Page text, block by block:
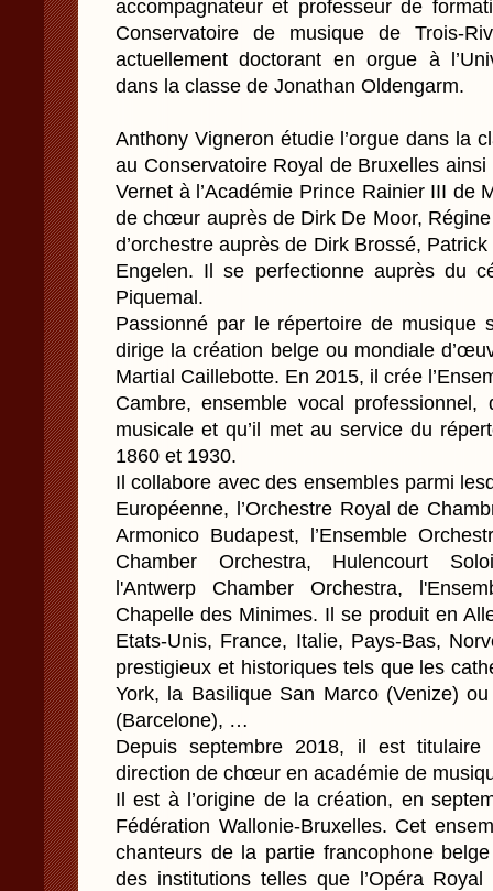
accompagnateur et professeur de
Conservatoire de musique de Trois-
actuellement doctorant en orgue à
dans la classe de Jonathan Oldengarm.
Anthony Vigneron étudie l’orgue dans la
au Conservatoire Royal de Bruxelles ainsi
Vernet à l’Académie Prince Rainier III de
de chœur auprès de Dirk De Moor,
d’orchestre auprès de Dirk Brossé,
Engelen. Il se perfectionne auprès du
Piquemal.
Passionné par le répertoire de musique
dirige la création belge ou mondiale
Martial Caillebotte. En 2015, il crée
Cambre, ensemble vocal
musicale et qu’il met au service du
1860 et 1930.
Il collabore avec des ensembles parmi
Européenne, l’Orchestre Royal de
Armonico Budapest, l’Ensemble
Chamber Orchestra, Hulencourt
l'Antwerp Chamber Orchestra,
Chapelle des Minimes. Il se produit en
Etats-Unis, France, Italie, Pays-Bas,
prestigieux et historiques tels que les
York, la Basilique San Marco (Venize)
(Barcelone), …
Depuis septembre 2018, il est
direction de chœur en académie de
Il est à l’origine de la création, en
Fédération Wallonie-Bruxelles. Cet
chanteurs de la partie francophone
des institutions telles que l’Opéra